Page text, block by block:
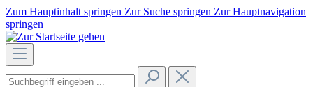
Zum Hauptinhalt springen Zur Suche springen Zur Hauptnavigation
springen